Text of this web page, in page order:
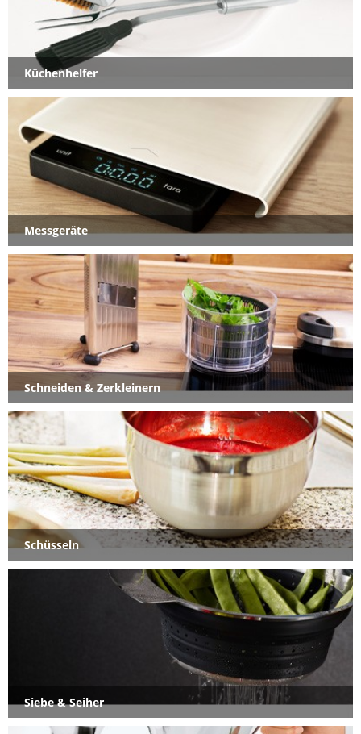
Küchenhelfer
Messgeräte
Schneiden & Zerkleinern
Schüsseln
Siebe & Seiher